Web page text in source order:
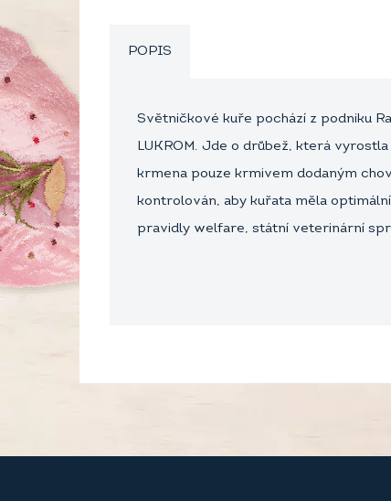
POPIS
Světničkové kuře pochází z podniku
LUKROM. Jde o drůbež, která
krmena pouze krmivem dodaným
kontrolován, aby kuřata měla
pravidly welfare, státní veterinární